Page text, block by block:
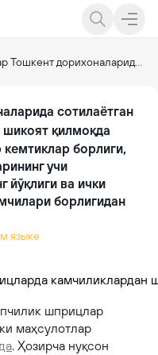
сотилаётган шприцларда камчиликлардан шикоят қилмоқда
сотилаётган
қилмоқда
борлиги,
учи
йўқлиги ва ички
борлигидан
языке
шприцлар
маҳсулотлар
. Ҳозирча нуқсон